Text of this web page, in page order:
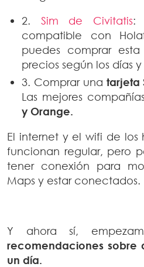
2. Sim de Civitatis:
compatible con
puedes comprar
precios según los días
3. Comprar una tarjeta
Las mejores
y Orange.
El internet y el wifi de los
funcionan regular, pero
tener conexión para
Maps y estar conectados.
Y ahora sí,
recomendaciones sobre
un día.